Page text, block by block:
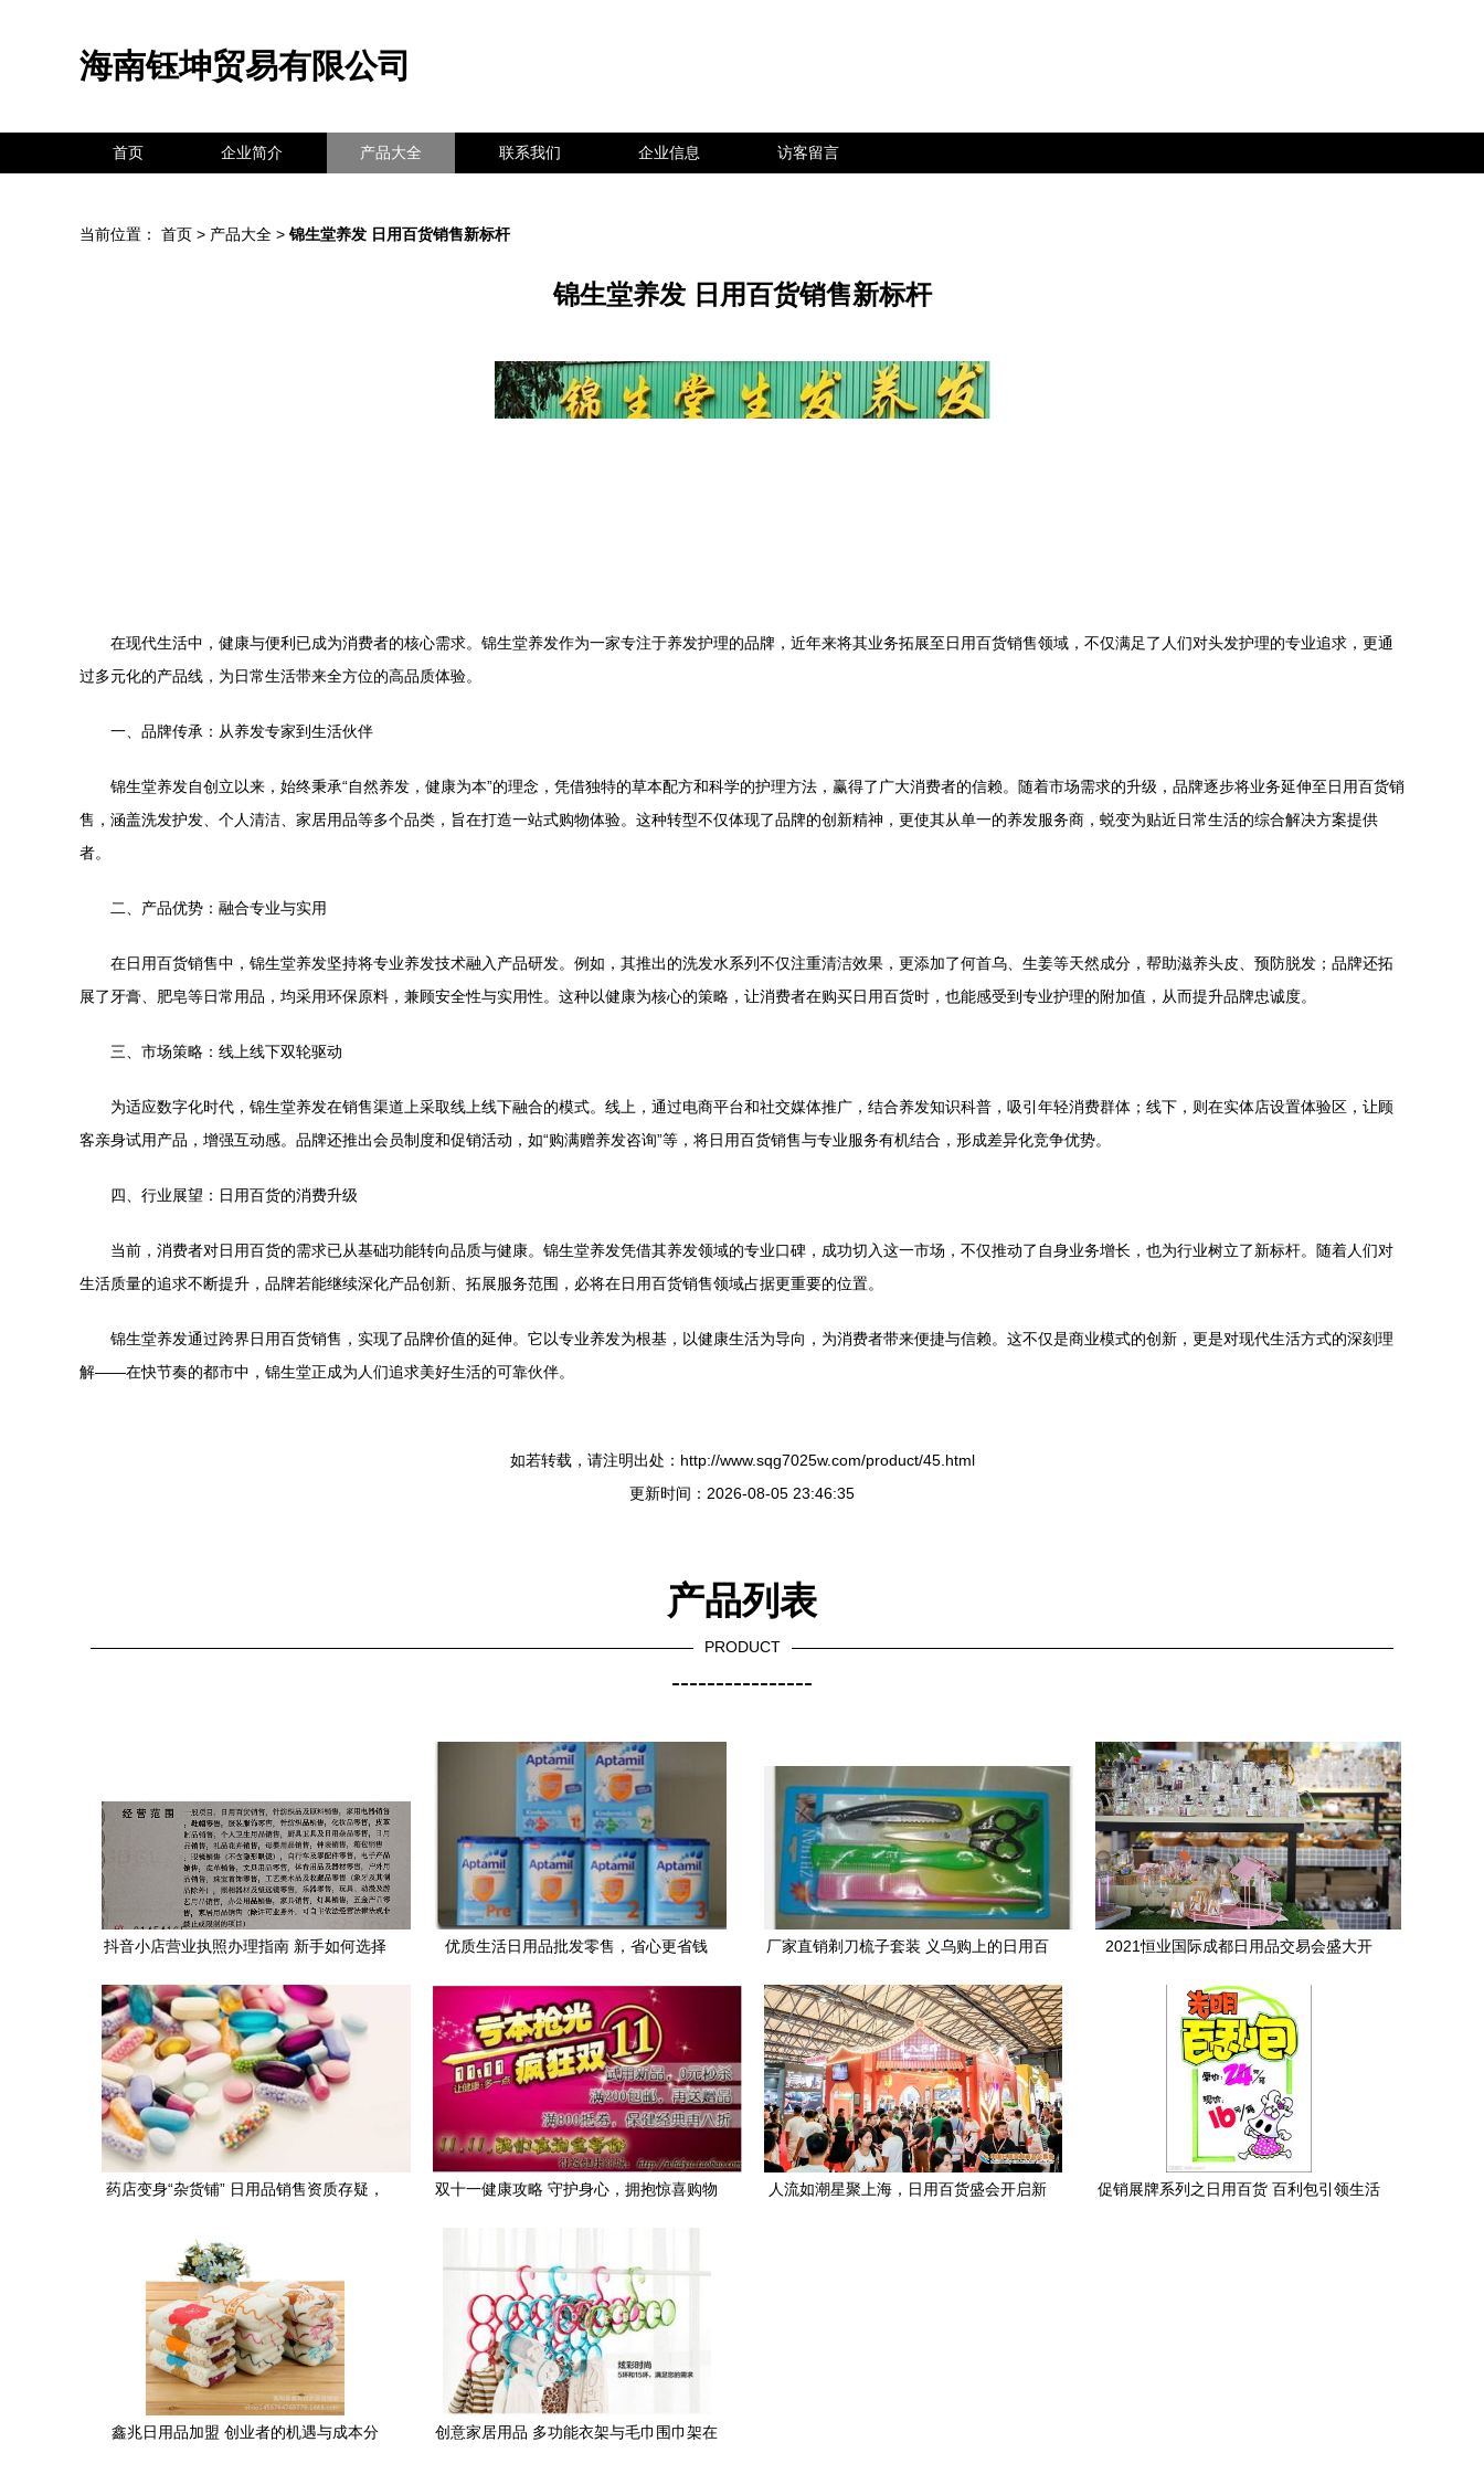
海南钰坤贸易有限公司
首页 企业简介 产品大全 联系我们 企业信息 访客留言
当前位置： 首页 > 产品大全 > 锦生堂养发 日用百货销售新标杆
锦生堂养发 日用百货销售新标杆
在现代生活中，健康与便利已成为消费者的核心需求。锦生堂养发作为一家专注于养发护理的品牌，近年来将其业务拓展至日用百货销售领域，不仅满足了人们对头发护理的专业追求，更通
过多元化的产品线，为日常生活带来全方位的高品质体验。
一、品牌传承：从养发专家到生活伙伴
锦生堂养发自创立以来，始终秉承“自然养发，健康为本”的理念，凭借独特的草本配方和科学的护理方法，赢得了广大消费者的信赖。随着市场需求的升级，品牌逐步将业务延伸至日用百货销
售，涵盖洗发护发、个人清洁、家居用品等多个品类，旨在打造一站式购物体验。这种转型不仅体现了品牌的创新精神，更使其从单一的养发服务商，蜕变为贴近日常生活的综合解决方案提供
者。
二、产品优势：融合专业与实用
在日用百货销售中，锦生堂养发坚持将专业养发技术融入产品研发。例如，其推出的洗发水系列不仅注重清洁效果，更添加了何首乌、生姜等天然成分，帮助滋养头皮、预防脱发；品牌还拓
展了牙膏、肥皂等日常用品，均采用环保原料，兼顾安全性与实用性。这种以健康为核心的策略，让消费者在购买日用百货时，也能感受到专业护理的附加值，从而提升品牌忠诚度。
三、市场策略：线上线下双轮驱动
为适应数字化时代，锦生堂养发在销售渠道上采取线上线下融合的模式。线上，通过电商平台和社交媒体推广，结合养发知识科普，吸引年轻消费群体；线下，则在实体店设置体验区，让顾
客亲身试用产品，增强互动感。品牌还推出会员制度和促销活动，如“购满赠养发咨询”等，将日用百货销售与专业服务有机结合，形成差异化竞争优势。
四、行业展望：日用百货的消费升级
当前，消费者对日用百货的需求已从基础功能转向品质与健康。锦生堂养发凭借其养发领域的专业口碑，成功切入这一市场，不仅推动了自身业务增长，也为行业树立了新标杆。随着人们对
生活质量的追求不断提升，品牌若能继续深化产品创新、拓展服务范围，必将在日用百货销售领域占据更重要的位置。
锦生堂养发通过跨界日用百货销售，实现了品牌价值的延伸。它以专业养发为根基，以健康生活为导向，为消费者带来便捷与信赖。这不仅是商业模式的创新，更是对现代生活方式的深刻理
解——在快节奏的都市中，锦生堂正成为人们追求美好生活的可靠伙伴。
如若转载，请注明出处：http://www.sqg7025w.com/product/45.html
更新时间：2026-08-05 23:46:35
产品列表
PRODUCT
----------------
抖音小店营业执照办理指南 新手如何选择
优质生活日用品批发零售，省心更省钱
厂家直销剃刀梳子套装 义乌购上的日用百
2021恒业国际成都日用品交易会盛大开
药店变身“杂货铺” 日用品销售资质存疑，
双十一健康攻略 守护身心，拥抱惊喜购物
人流如潮星聚上海，日用百货盛会开启新
促销展牌系列之日用百货 百利包引领生活
鑫兆日用品加盟 创业者的机遇与成本分
创意家居用品 多功能衣架与毛巾围巾架在